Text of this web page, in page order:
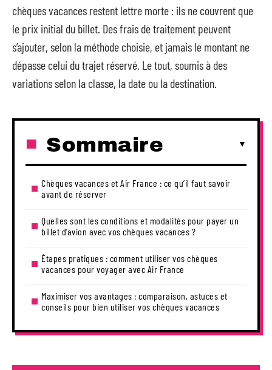
chèques vacances restent lettre morte : ils ne couvrent que
le prix initial du billet. Des frais de traitement peuvent
s’ajouter, selon la méthode choisie, et jamais le montant ne
dépasse celui du trajet réservé. Le tout, soumis à des
variations selon la classe, la date ou la destination.
Sommaire
Chèques vacances et Air France : ce qu’il faut savoir
avant de réserver
Quelles sont les conditions et modalités pour payer un
billet d’avion avec vos chèques vacances ?
Étapes pratiques : comment utiliser vos chèques
vacances pour voyager avec Air France
Maximiser vos avantages : comparaison, astuces et
conseils pour bien utiliser vos chèques vacances